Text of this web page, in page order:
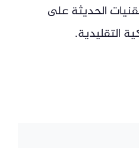
الحديثة على
التقليدية.